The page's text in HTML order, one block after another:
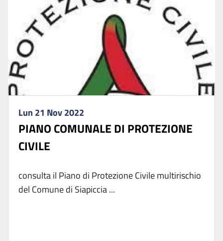
Lun 21 Nov 2022
PIANO COMUNALE DI PROTEZIONE
CIVILE
consulta il Piano di Protezione Civile multirischio
del Comune di Siapiccia ...